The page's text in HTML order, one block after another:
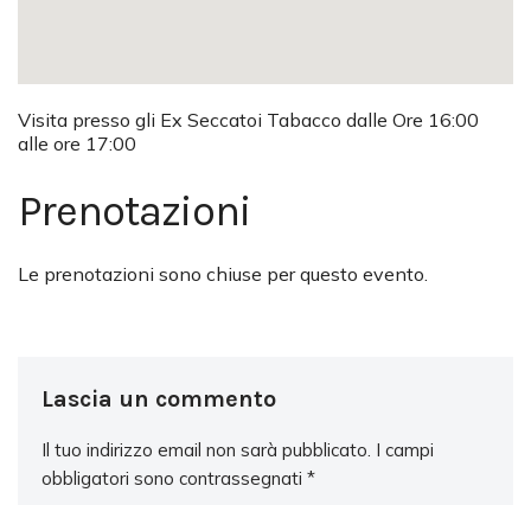
Visita presso gli Ex Seccatoi Tabacco dalle Ore 16:00
alle ore 17:00
Prenotazioni
Le prenotazioni sono chiuse per questo evento.
Lascia un commento
Il tuo indirizzo email non sarà pubblicato. I campi
obbligatori sono contrassegnati *